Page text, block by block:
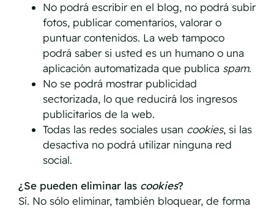
No podrá escribir en el blog, no podrá subir
fotos, publicar comentarios, valorar o
puntuar contenidos. La web tampoco
podrá saber si usted es un humano o una
aplicación automatizada que publica spam.
No se podrá mostrar publicidad
sectorizada, lo que reducirá los ingresos
publicitarios de la web.
Todas las redes sociales usan cookies, si las
desactiva no podrá utilizar ninguna red
social.
¿Se pueden eliminar las cookies?
Sí. No sólo eliminar, también bloquear, de forma